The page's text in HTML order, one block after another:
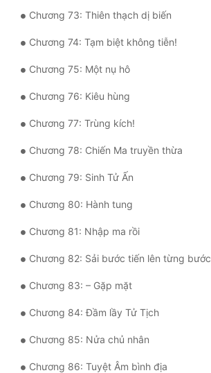
Chương 73: Thiên thạch dị biến
Chương 74: Tạm biệt không tiễn!
Chương 75: Một nụ hô
Chương 76: Kiêu hùng
Chương 77: Trùng kích!
Chương 78: Chiến Ma truyền thừa
Chương 79: Sinh Tử Ấn
Chương 80: Hành tung
Chương 81: Nhập ma rồi
Chương 82: Sải bước tiến lên từng bước
Chương 83: – Gặp mặt
Chương 84: Đầm lầy Tử Tịch
Chương 85: Nửa chủ nhân
Chương 86: Tuyệt Âm bình địa